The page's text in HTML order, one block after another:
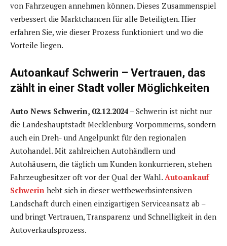
von Fahrzeugen annehmen können. Dieses Zusammenspiel
verbessert die Marktchancen für alle Beteiligten. Hier
erfahren Sie, wie dieser Prozess funktioniert und wo die
Vorteile liegen.
Autoankauf Schwerin – Vertrauen, das
zählt in einer Stadt voller Möglichkeiten
Auto News Schwerin, 02.12.2024 – Schwerin ist nicht nur
die Landeshauptstadt Mecklenburg-Vorpommerns, sondern
auch ein Dreh- und Angelpunkt für den regionalen
Autohandel. Mit zahlreichen Autohändlern und
Autohäusern, die täglich um Kunden konkurrieren, stehen
Fahrzeugbesitzer oft vor der Qual der Wahl. Autoankauf
Schwerin hebt sich in dieser wettbewerbsintensiven
Landschaft durch einen einzigartigen Serviceansatz ab –
und bringt Vertrauen, Transparenz und Schnelligkeit in den
Autoverkaufsprozess.